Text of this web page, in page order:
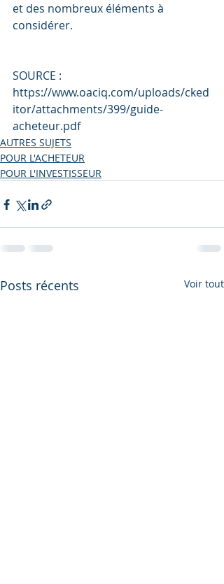
et des nombreux éléments à
considérer.
SOURCE :
https://www.oaciq.com/uploads/cked
itor/attachments/399/guide-
acheteur.pdf
AUTRES SUJETS
POUR L'ACHETEUR
POUR L'INVESTISSEUR
Posts récents Voir tout